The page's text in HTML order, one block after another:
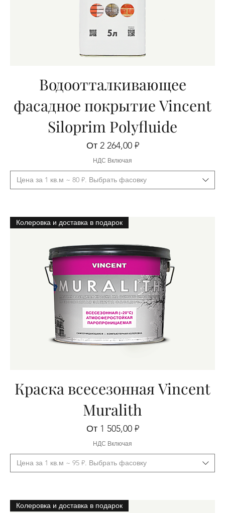
Водоотталкивающее
фасадное покрытие Vincent
Siloprim Polyfluide
От 2 264,00 ₽
Цена со скидкой
НДС Включая
Цена за 1 кв.м ~ 80 ₽. Выбрать фасовку
Колеровка и доставка в подарок
Краска всесезонная Vincent
Muralith
От 1 505,00 ₽
Цена со скидкой
НДС Включая
Цена за 1 кв.м ~ 95 ₽. Выбрать фасовку
Колеровка и доставка в подарок